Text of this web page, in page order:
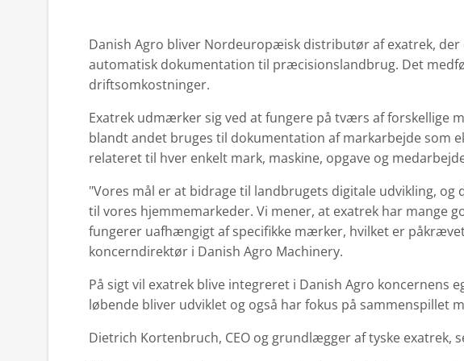
Danish Agro bliver Nordeuropæisk distributør af exatrek,
automatisk dokumentation til præcisionslandbrug. Det
driftsomkostninger.
Exatrek udmærker sig ved at fungere på tværs af forskellige
blandt andet bruges til dokumentation af markarbejde som
relateret til hver enkelt mark, maskine, opgave og
"Vores mål er at bidrage til landbrugets digitale udvikling,
til vores hjemmemarkeder. Vi mener, at exatrek har mange
fungerer uafhængigt af specifikke mærker, hvilket er
koncerndirektør i Danish Agro Machinery.
På sigt vil exatrek blive integreret i Danish Agro koncernens
løbende bliver udviklet og også har fokus på sammenspillet
Dietrich Kortenbruch, CEO og grundlægger af tyske exatrek,